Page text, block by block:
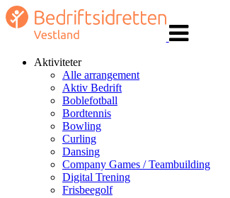
navigasjon
Aktiviteter
Alle arrangement
Aktiv Bedrift
Boblefotball
Bordtennis
Bowling
Curling
Dansing
Company Games / Teambuilding
Digital Trening
Frisbeegolf